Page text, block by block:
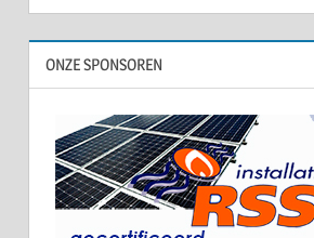
ONZE SPONSOREN